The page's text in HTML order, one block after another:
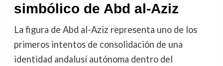
simbólico de Abd al-Aziz
La figura de Abd al-Aziz representa uno de los
primeros intentos de consolidación de una
identidad andalusí autónoma dentro del